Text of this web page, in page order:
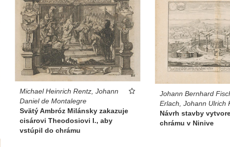
Michael Heinrich Rentz, Johann
Daniel de Montalegre
Svätý Ambróz Milánsky zakazuje
cisárovi Theodosiovi I., aby
vstúpil do chrámu
Johann Bernhard
Erlach, Johann Ulrich
Návrh stavby
chrámu v Ninive